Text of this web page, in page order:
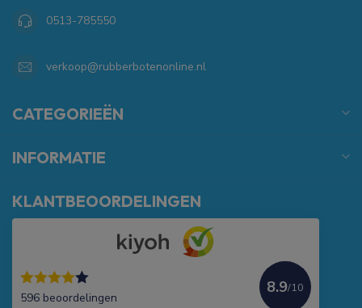
0513-785550
verkoop@rubberbotenonline.nl
CATEGORIEËN
INFORMATIE
KLANTBEOORDELINGEN
596 beoordelingen
8.9/10